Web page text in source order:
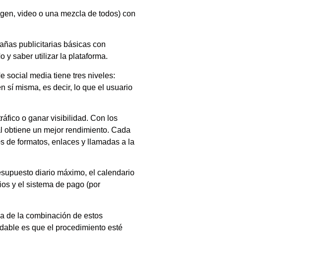
video o una mezcla de todos) con
publicitarias básicas con
y saber utilizar la plataforma.
social media tiene tres niveles:
sí misma, es decir, lo que el usuario
o ganar visibilidad. Con los
un mejor rendimiento. Cada
de formatos, enlaces y llamadas a la
diario máximo, el calendario
y el sistema de pago (por
de la combinación de estos
es que el procedimiento esté